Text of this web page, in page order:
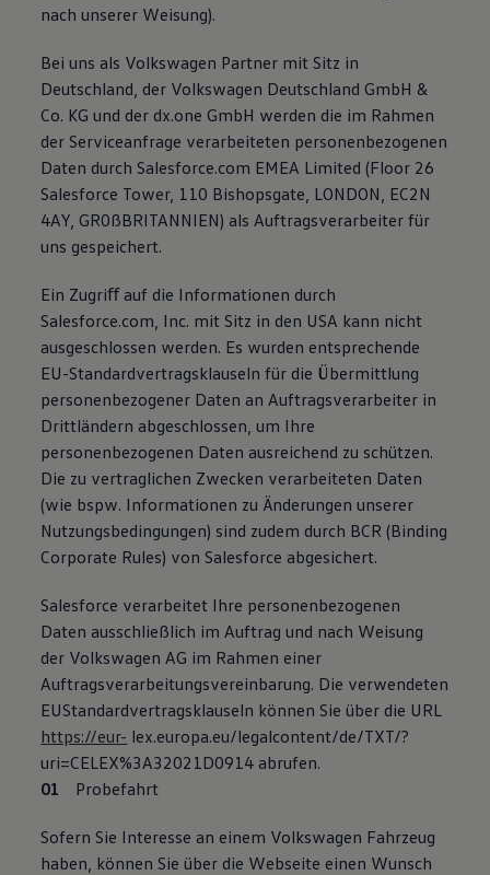
nach unserer Weisung).
Bei uns als Volkswagen Partner mit Sitz in
Deutschland, der Volkswagen Deutschland GmbH &
Co. KG und der dx.one GmbH werden die im Rahmen
der Serviceanfrage verarbeiteten personenbezogenen
Daten durch Salesforce.com EMEA Limited (Floor 26
Salesforce Tower, 110 Bishopsgate, LONDON, EC2N
4AY, GR0ßBRITANNIEN) als Auftragsverarbeiter für
uns gespeichert.
Ein Zugriﬀ auf die Informationen durch
Salesforce.com, Inc. mit Sitz in den USA kann nicht
ausgeschlossen werden. Es wurden entsprechende
EU-Standardvertragsklauseln für die Übermittlung
personenbezogener Daten an Auftragsverarbeiter in
Drittländern abgeschlossen, um Ihre
personenbezogenen Daten ausreichend zu schützen.
Die zu vertraglichen Zwecken verarbeiteten Daten
(wie bspw. Informationen zu Änderungen unserer
Nutzungsbedingungen) sind zudem durch BCR (Binding
Corporate Rules) von Salesforce abgesichert.
Salesforce verarbeitet Ihre personenbezogenen
Daten ausschließlich im Auftrag und nach Weisung
der Volkswagen AG im Rahmen einer
Auftragsverarbeitungsvereinbarung. Die verwendeten
EUStandardvertragsklauseln können Sie über die URL
https://eur- lex.europa.eu/legalcontent/de/TXT/?
uri=CELEX%3A32021D0914 abrufen.
Probefahrt
Sofern Sie Interesse an einem Volkswagen Fahrzeug
haben, können Sie über die Webseite einen Wunsch